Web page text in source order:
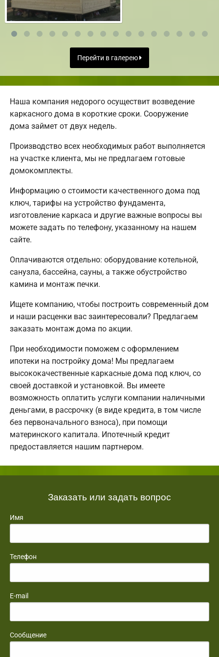
Перейти в галерею
Наша компания недорого осуществит возведение
каркасного дома в короткие сроки. Сооружение
дома займет от двух недель.
Производство всех необходимых работ выполняется
на участке клиента, мы не предлагаем готовые
домокомплекты.
Информацию о стоимости качественного дома под
ключ, тарифы на устройство фундамента,
изготовление каркаса и другие важные вопросы вы
можете задать по телефону, указанному на нашем
сайте.
Оплачиваются отдельно: оборудование котельной,
санузла, бассейна, сауны, а также обустройство
камина и монтаж печки.
Ищете компанию, чтобы построить современный дом
и наши расценки вас заинтересовали? Предлагаем
заказать монтаж дома по акции.
При необходимости поможем с оформлением
ипотеки на постройку дома! Мы предлагаем
высококачественные каркасные дома под ключ, со
своей доставкой и установкой. Вы имеете
возможность оплатить услуги компании наличными
деньгами, в рассрочку (в виде кредита, в том числе
без первоначального взноса), при помощи
материнского капитала. Ипотечный кредит
предоставляется нашим партнером.
Заказать или задать вопрос
Имя
Телефон
E-mail
Сообщение